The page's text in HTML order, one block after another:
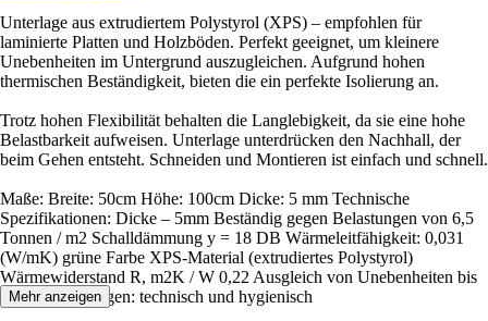
Unterlage aus extrudiertem Polystyrol (XPS) – empfohlen für
laminierte Platten und Holzböden. Perfekt geeignet, um kleinere
Unebenheiten im Untergrund auszugleichen. Aufgrund hohen
thermischen Beständigkeit, bieten die ein perfekte Isolierung an.
Trotz hohen Flexibilität behalten die Langlebigkeit, da sie eine hohe
Belastbarkeit aufweisen. Unterlage unterdrücken den Nachhall, der
beim Gehen entsteht. Schneiden und Montieren ist einfach und schnell.
Maße: Breite: 50cm Höhe: 100cm Dicke: 5 mm Technische
Spezifikationen: Dicke – 5mm Beständig gegen Belastungen von 6,5
Tonnen / m2 Schalldämmung y = 18 DB Wärmeleitfähigkeit: 0,031
(W/mK) grüne Farbe XPS-Material (extrudiertes Polystyrol)
Wärmewiderstand R, m2K / W 0,22 Ausgleich von Unebenheiten bis
3 mm Zulassungen: technisch und hygienisch
Mehr anzeigen